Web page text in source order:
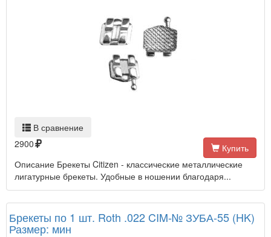
В сравнение
2900
Купить
Описание Брекеты Citizen - классические металлические
лигатурные брекеты. Удобные в ношении благодаря...
Брекеты по 1 шт. Roth .022 CIM-№ ЗУБА-55 (HK)
Размер: мин